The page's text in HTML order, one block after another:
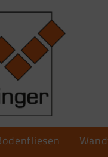
Hauptnavigation